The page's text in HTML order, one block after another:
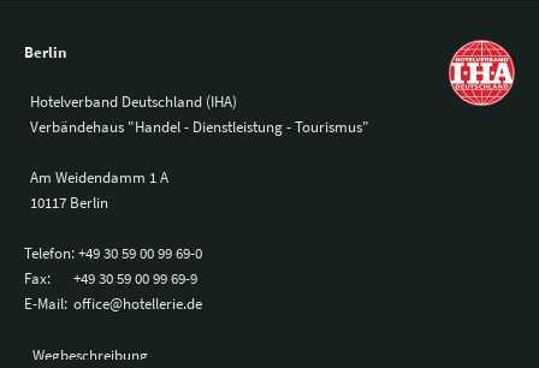
Berlin
Hotelverband Deutschland (IHA)
Verbändehaus "Handel - Dienstleistung - Tourismus"
Am Weidendamm 1 A
10117 Berlin
Telefon:+49 30 59 00 99 69-0
Fax:
+49 30 59 00 99 69-9
E-Mail: office@hotellerie.de
Wegbeschreibung